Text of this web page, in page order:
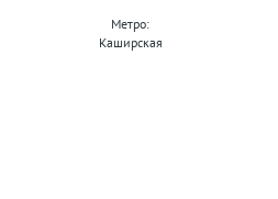
Метро:
Каширская